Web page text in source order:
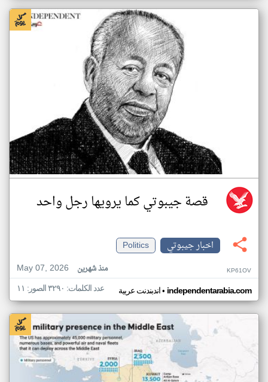
قصة جيبوتي كما يرويها رجل واحد
اخبار جيبوتي
Politics
May 07, 2026
منذ شهرين KP61OV
اندبندنت عربية• independentarabia.com عدد الكلمات: ٣٢٩٠ الصور: ١١